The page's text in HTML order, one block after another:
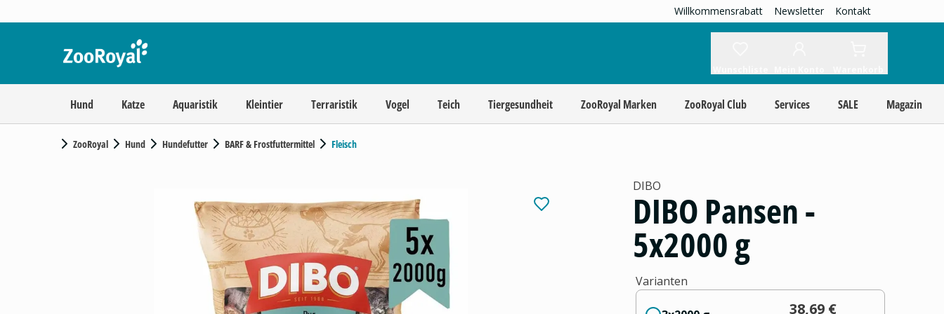
Willkommensrabatt Newsletter Kontakt
Hund Katze Aquaristik Kleintier Terraristik Vogel Teich Tiergesundheit ZooRoyal Marken ZooRoyal Club Services SALE Magazin
ZooRoyal Hund Hundefutter BARF & Frostfuttermittel Fleisch
DIBO
DIBO Pansen -
5x2000 g
Varianten
38,69 €